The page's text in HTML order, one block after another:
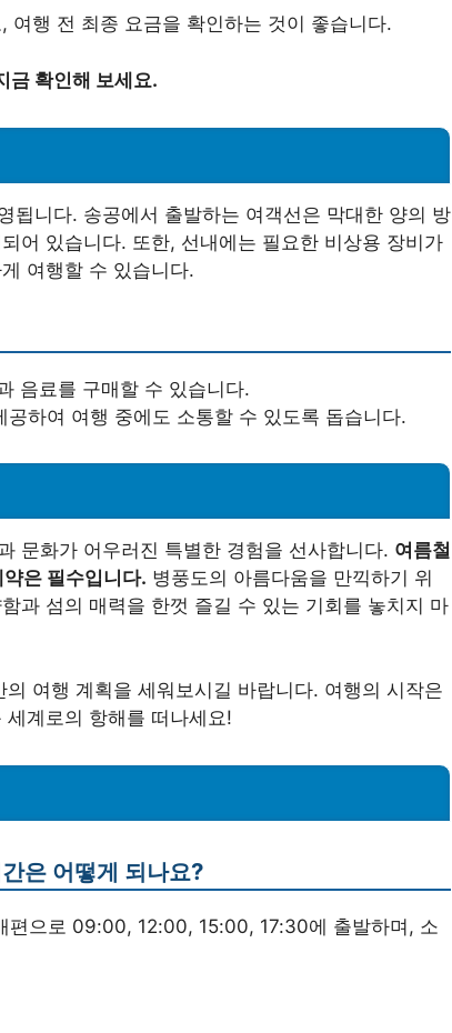
여행 전 최종 요금을 확인하는 것이 좋습니다.
금 확인해 보세요.
됩니다. 송공에서 출발하는 여객선은 막대한 양의 방
어 있습니다. 또한, 선내에는 필요한 비상용 장비가
여행할 수 있습니다.
음료를 구매할 수 있습니다.
하여 여행 중에도 소통할 수 있도록 돕습니다.
문화가 어우러진 특별한 경험을 선사합니다. 여름철
은 필수입니다. 병풍도의 아름다움을 만끽하기 위
과 섬의 매력을 한껏 즐길 수 있는 기회를 놓치지 마
여행 계획을 세워보시길 바랍니다. 여행의 시작은
계로의 항해를 떠나세요!
은 어떻게 되나요?
편으로 09:00, 12:00, 15:00, 17:30에 출발하며, 소